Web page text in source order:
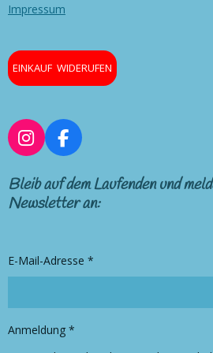
Impressum
EINKAUF WIDERUFEN
I
n
s
t
a
a
F
a
c
e
b
k
Bleib auf dem Laufenden und
Newsletter an:
E-Mail-Adresse *
Anmeldung *